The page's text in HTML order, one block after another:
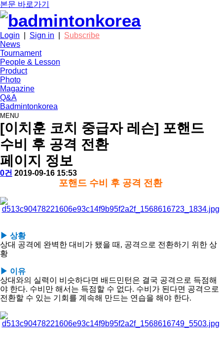
본문 바로가기
Login Sign in
Subscribe
News
Tournament
People & Lesson
Product
Photo
Magazine
Q&A
Badmintonkorea
MENU
people
[이치훈 코치 중급자 레슨] 포핸드
수비 후 공격 전환
페이지 정보
작
배
턴
코
댓
0건 작
2019-09-16 15:53
문
포핸드 수비 후 공격 전환
▶ 상황
상대 공격에 완벽한 대비가 됐을 때, 공격으로 전환하기 위한 상
황
​▶ 이유
상대와의 실력이 비슷하다면 배드민턴은 결국 공격으로 득점해
야 한다. 수비만 해서는 득점할 수 없다. 수비가 된다면 공격으로
전환할 수 있는 기회를 계속해 만드는 연습을 해야 한다.